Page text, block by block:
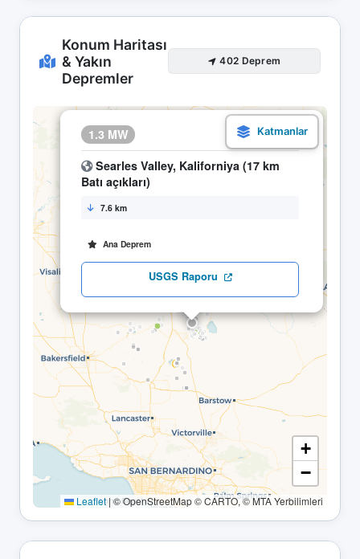
Konum Haritası
& Yakın
Depremler
402 Deprem
1.3 MW 28.04 09:31
Searles Valley, Kaliforniya (17 km
Batı açıkları)
7.6 km
Ana Deprem
USGS Raporu
×
+
−
Leaflet |© OpenStreetMap © CARTO, © MTA Yerbilimleri